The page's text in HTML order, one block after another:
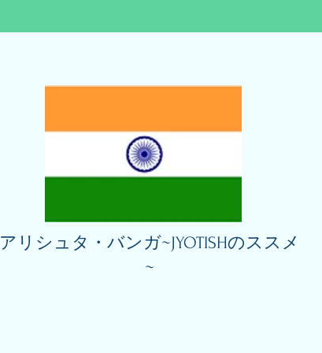
アリシュタ・バンガ~JYOTISHのススメ
~